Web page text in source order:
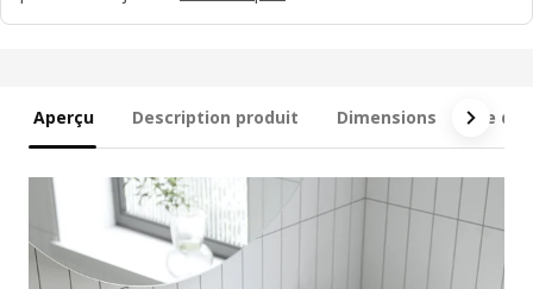
Aperçu Description produit Dimensions Ce